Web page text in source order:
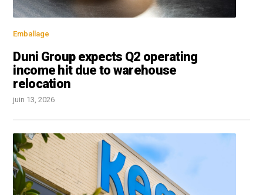
Emballage
Duni Group expects Q2 operating
income hit due to warehouse
relocation
juin 13, 2026